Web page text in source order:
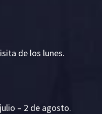
de los lunes.
– 2 de agosto.